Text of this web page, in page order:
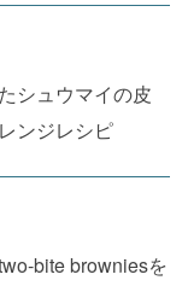
シュウマイの皮
ンジレシピ
bite browniesを